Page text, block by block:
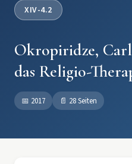
XIV-4.2
Okropiridze,
das Religio-
📅 2017 📄 28 Seiten